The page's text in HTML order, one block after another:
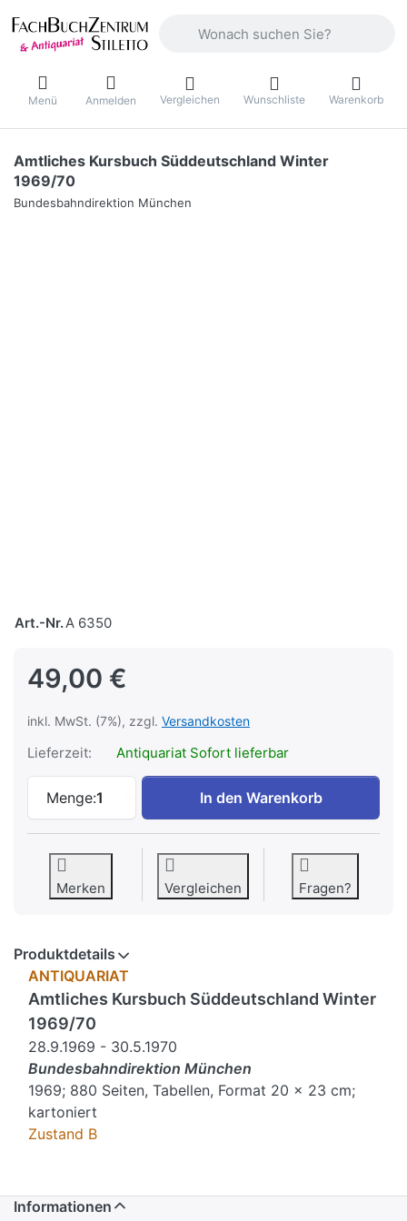
Menü Anmelden Vergleichen Wunschliste Warenkorb
Amtliches Kursbuch Süddeutschland Winter
1969/70
Bundesbahndirektion München
Art.-Nr.A 6350
49,00 €
inkl. MwSt. (7%), zzgl. Versandkosten
Lieferzeit: Antiquariat Sofort lieferbar
Menge:1
Amtliches Kursbuch Süddeutschland
In den Warenkorb
Merken Vergleichen Fragen?
Produktdetails
ANTIQUARIAT
Amtliches Kursbuch Süddeutschland Winter
1969/70
28.9.1969 - 30.5.1970
Bundesbahndirektion München
1969; 880 Seiten, Tabellen, Format 20 x 23 cm;
kartoniert
Zustand B
Informationen